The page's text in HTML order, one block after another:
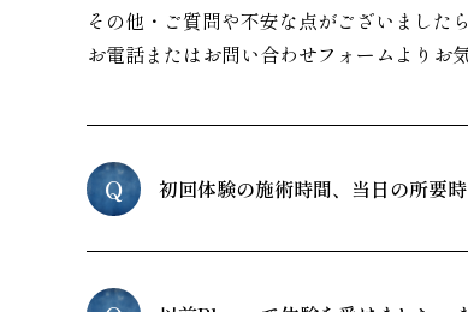
その他・ご質問や不安な点がございましたら
お電話またはお問い合わせフォームよりお
Q 初回体験の施術時間、当日の所要